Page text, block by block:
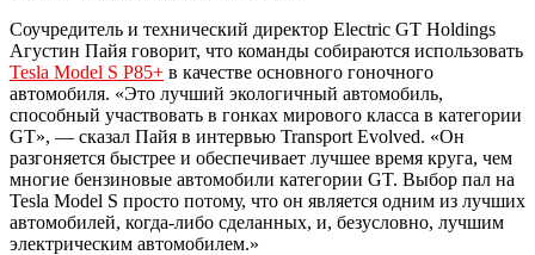
Соучредитель и технический директор Electric GT Holdings
Агустин Пайя говорит, что команды собираются использовать
Tesla Model S P85+ в качестве основного гоночного
автомобиля. «Это лучший экологичный автомобиль,
способный участвовать в гонках мирового класса в категории
GT», — сказал Пайя в интервью Transport Evolved. «Он
разгоняется быстрее и обеспечивает лучшее время круга, чем
многие бензиновые автомобили категории GT. Выбор пал на
Tesla Model S просто потому, что он является одним из лучших
автомобилей, когда-либо сделанных, и, безусловно, лучшим
электрическим автомобилем.»